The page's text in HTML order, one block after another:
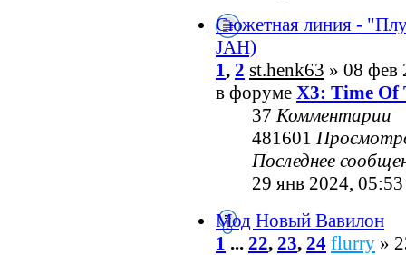
Сюжетная линия -
JAH)
1, 2 st.henk63 » 08 фев
в форуме X3: Time Of
37Комментарии
481601
Последнее
29 янв 2024, 05:53
Мод Новый Вавилон
1 ... 22, 23, 24 flurry »